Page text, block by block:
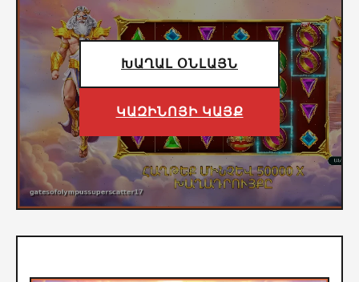
ԽԱՂԱԼ ՕՆԼԱՅՆ
ԿԱԶԻՆՈՅԻ ԿԱՅՔ